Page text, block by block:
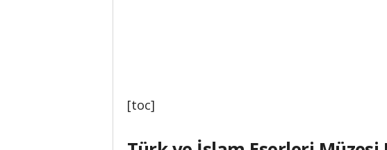
[toc]